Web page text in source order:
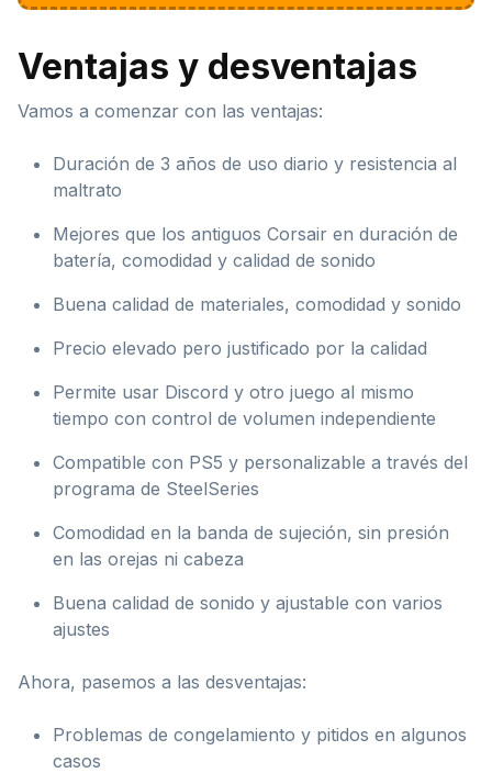
Ventajas y desventajas
Vamos a comenzar con las ventajas:
Duración de 3 años de uso diario y resistencia al
maltrato
Mejores que los antiguos Corsair en duración de
batería, comodidad y calidad de sonido
Buena calidad de materiales, comodidad y sonido
Precio elevado pero justificado por la calidad
Permite usar Discord y otro juego al mismo
tiempo con control de volumen independiente
Compatible con PS5 y personalizable a través del
programa de SteelSeries
Comodidad en la banda de sujeción, sin presión
en las orejas ni cabeza
Buena calidad de sonido y ajustable con varios
ajustes
Ahora, pasemos a las desventajas:
Problemas de congelamiento y pitidos en algunos
casos